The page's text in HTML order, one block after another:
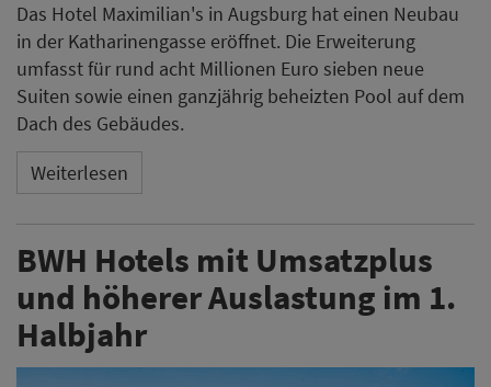
Das Hotel Maximilian's in Augsburg hat einen Neubau
in der Katharinengasse eröffnet. Die Erweiterung
umfasst für rund acht Millionen Euro sieben neue
Suiten sowie einen ganzjährig beheizten Pool auf dem
Dach des Gebäudes.
Weiterlesen
BWH Hotels mit Umsatzplus
und höherer Auslastung im 1.
Halbjahr